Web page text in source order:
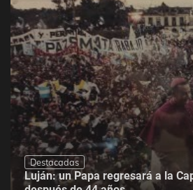
Destacadas
Luján: un Papa regresará a la